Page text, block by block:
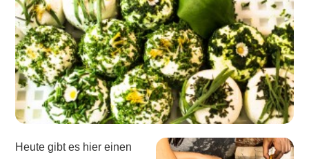
Heute gibt es hier einen